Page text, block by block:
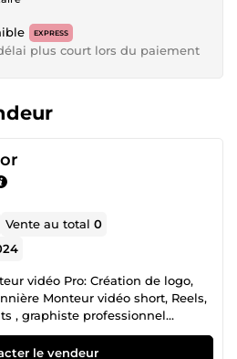
EXPRESS
plus court lors du paiement
Vente au total0
de logo,
Monteur vidéo short, Reels,
, graphiste professionnel
la créativité. Depuis plus de 5
de visuels uniques et
le vendeur